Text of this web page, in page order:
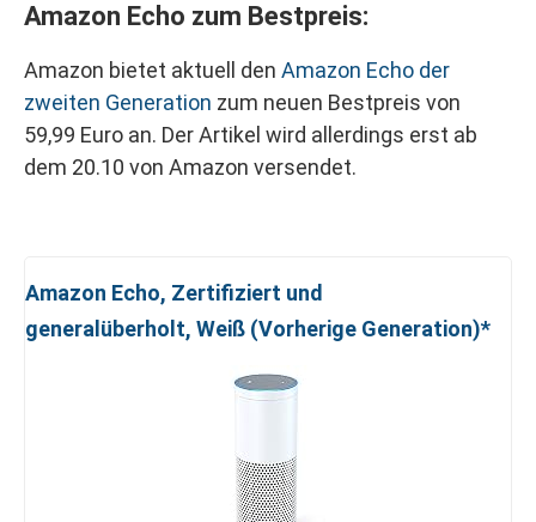
Amazon Echo zum Bestpreis:
Amazon bietet aktuell den Amazon Echo der
zweiten Generation zum neuen Bestpreis von
59,99 Euro an. Der Artikel wird allerdings erst ab
dem 20.10 von Amazon versendet.
Amazon Echo, Zertifiziert und
generalüberholt, Weiß (Vorherige Generation)*